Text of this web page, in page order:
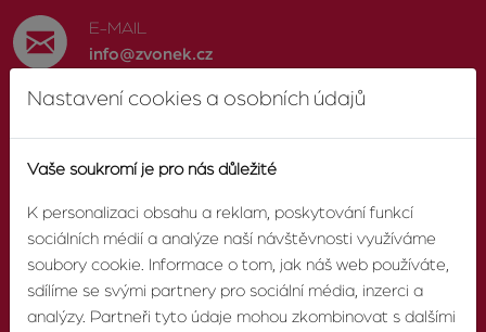
E-MAIL
info@zvonek.cz
O AGENTUŘE
Nastavení cookies a osobních údajů
Vaše soukromí je pro nás důležité
K personalizaci obsahu a reklam, poskytování funkcí
sociálních médií a analýze naší návštěvnosti využíváme
soubory cookie. Informace o tom, jak náš web používáte,
sdílíme se svými partnery pro sociální média, inzerci a
analýzy. Partneři tyto údaje mohou zkombinovat s dalšími